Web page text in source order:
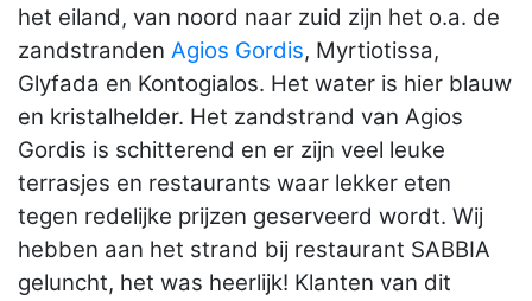
het eiland, van noord naar zuid zijn het o.a. de
zandstranden Agios Gordis, Myrtiotissa,
Glyfada en Kontogialos. Het water is hier blauw
en kristalhelder. Het zandstrand van Agios
Gordis is schitterend en er zijn veel leuke
terrasjes en restaurants waar lekker eten
tegen redelijke prijzen geserveerd wordt. Wij
hebben aan het strand bij restaurant SABBIA
geluncht, het was heerlijk! Klanten van dit